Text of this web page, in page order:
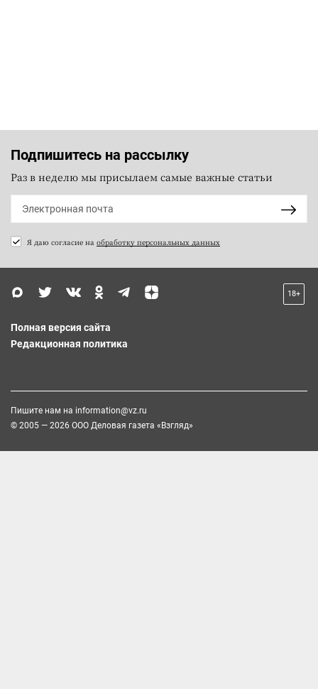
Подпишитесь на рассылку
Раз в неделю мы присылаем самые важные статьи
Я даю согласие на обработку персональных данных
18+
Полная версия сайта
Редакционная политика
Пишите нам на information@vz.ru
© 2005 — 2026 ООО Деловая газета «Взгляд»